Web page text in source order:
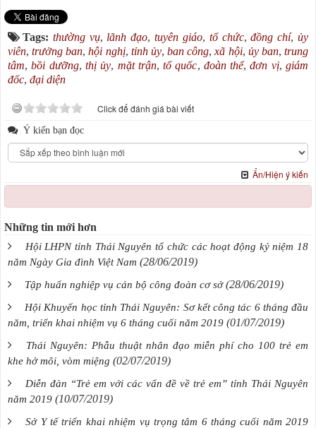
Tags: thường vụ, lãnh đạo,tuyên giáo, tổ chức,đồng chí,ủy
viên,trưởng ban,hội nghị, tỉnh ủy,ban công,xã hội, ủy ban,trung
tâm,bồi dưỡng, thị ủy, mặt trận,tổ quốc, đoàn thể,đơn vị,giám
đốc, đại diện
Click để đánh giá bài viết
Ý kiến bạn đọc
Ẩn/Hiện ý kiến
Những tin mới hơn
Hội LHPN tỉnh Thái Nguyên tổ chức các hoạt động kỷ niệm 18
năm Ngày Gia đình Việt Nam (28/06/2019)
Tập huấn nghiệp vụ cán bộ công đoàn cơ sở (28/06/2019)
Hội Khuyến học tỉnh Thái Nguyên: Sơ kết công tác 6 tháng đầu
năm, triển khai nhiệm vụ 6 tháng cuối năm 2019 (01/07/2019)
Thái Nguyên: Phẫu thuật nhân đạo miễn phí cho 100 trẻ em
khe hở môi, vòm miệng (02/07/2019)
Diễn đàn “Trẻ em với các vấn đề về trẻ em” tỉnh Thái Nguyên
năm 2019 (10/07/2019)
Sở Y tế triển khai nhiệm vụ trọng tâm 6 tháng cuối năm 2019